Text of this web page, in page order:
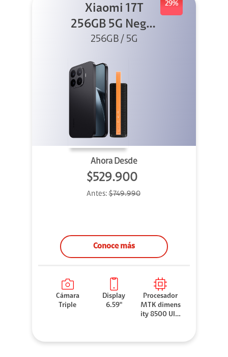
29%
Xiaomi 17T
256GB 5G Negro
+ Sound
256GB / 5G
Ahora Desde
$529.900
Antes:$749.990
Conoce más
Cámara
Triple
Display
6.59"
Procesador
MTK dimens
ity 8500 Ultr